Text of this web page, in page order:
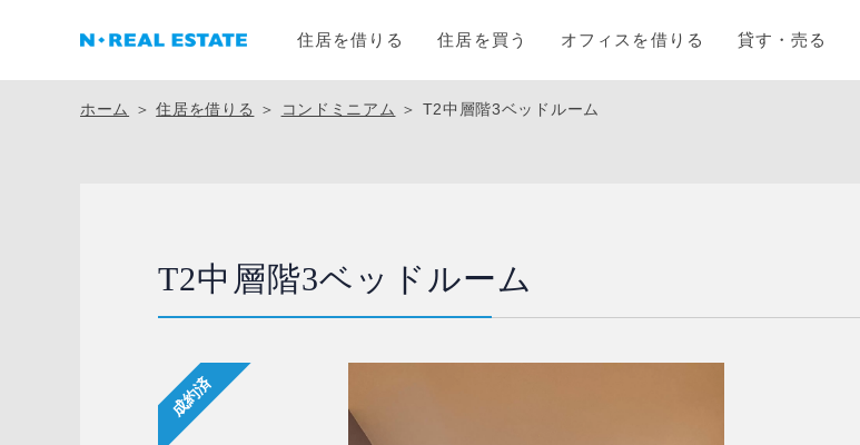
住居を借りる 住居を買う オフィスを借りる 貸す・売る
ホーム ＞住居を借りる ＞ コンドミニアム ＞ T2中層階3ベッドルーム
T2中層階3ベッドルーム